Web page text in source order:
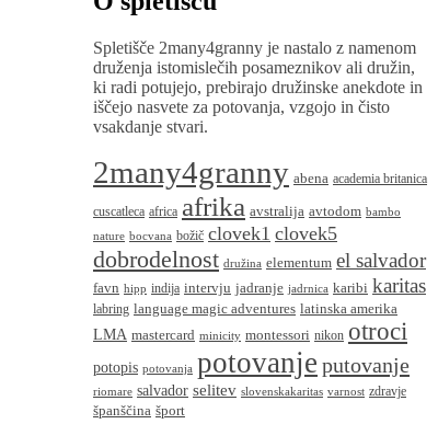
Spletišče 2many4granny je nastalo z namenom
druženja istomislečih posameznikov ali družin,
ki radi potujejo, prebirajo družinske anekdote in
iščejo nasvete za potovanja, vzgojo in čisto
vsakdanje stvari.
2many4granny abena academia britanica
cuscatleca africa afrika avstralija avtodom bambo
nature bocvana božič clovek1 clovek5
dobrodelnost družina elementum el salvador
favn hipp indija intervju jadranje jadrnica karibi karitas
labring language magic adventures latinska amerika
LMA mastercard minicity montessori nikon otroci
potopis potovanja potovanje putovanje
riomare salvador selitev slovenskakaritas varnost zdravje
španščina šport